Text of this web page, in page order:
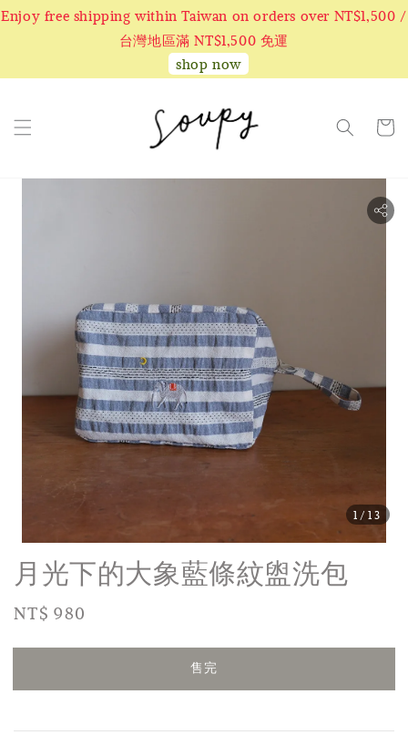
Enjoy free shipping within Taiwan on orders over NT$1,500 /
台灣地區滿 NT$1,500 免運
shop now
1 /13
月光下的大象藍條紋盥洗包
Regular
NT$ 980
售完